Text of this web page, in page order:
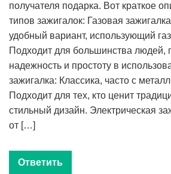
получателя подарка. Вот краткое
типов зажигалок: Газовая
удобный вариант, использующий
Подходит для большинства людей,
надежность и простоту в
зажигалка: Классика, часто с
Подходит для тех, кто ценит
стильный дизайн. Электрическая
от […]
Ответить